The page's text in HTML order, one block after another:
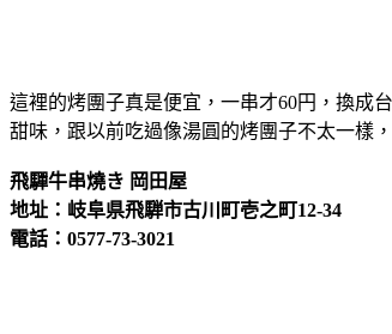
這裡的烤團子真是便宜，一串才60円，換成
甜味，跟以前吃過像湯圓的烤團子不太一樣
飛驒牛串燒き 岡田屋
地址：岐阜県飛騨市古川町壱之町12-34
電話：0577-73-3021